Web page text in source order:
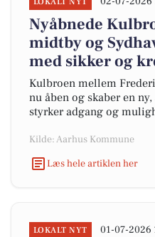
Nyåbnede
midtby og
med sikker og
Kulbroen mellem
nu åben og skaber en
styrker adgang og
Kilde: Aarhus Kommune
Læs hele artiklen her
LOKALT NYT 01-07-2026